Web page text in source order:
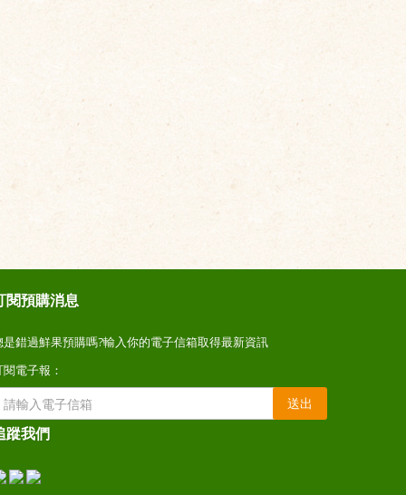
閱預購消息
是錯過鮮果預購嗎?輸入你的電子信箱取得最新資訊
閱電子報：
送出
蹤我們